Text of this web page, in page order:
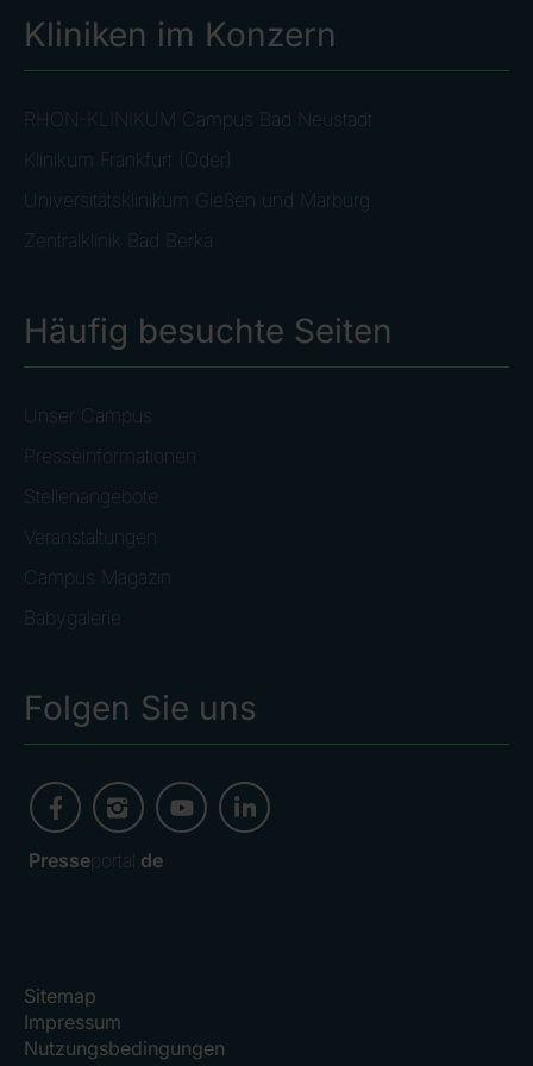
Kliniken im Konzern
RHÖN-KLINIKUM Campus Bad Neustadt
Klinikum Frankfurt (Oder)
Universitätsklinikum Gießen und Marburg
Zentralklinik Bad Berka
Häufig besuchte Seiten
Unser Campus
Presseinformationen
Stellenangebote
Veranstaltungen
Campus Magazin
Babygalerie
Folgen Sie uns
Presseportal. de
Sitemap
Impressum
Nutzungsbedingungen